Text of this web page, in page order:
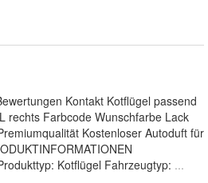
Kontakt Kotflügel passend
rechts Farbcode Wunschfarbe Lack
Kostenloser Autoduft für
Kotflügel Fahrzeugtyp: ...